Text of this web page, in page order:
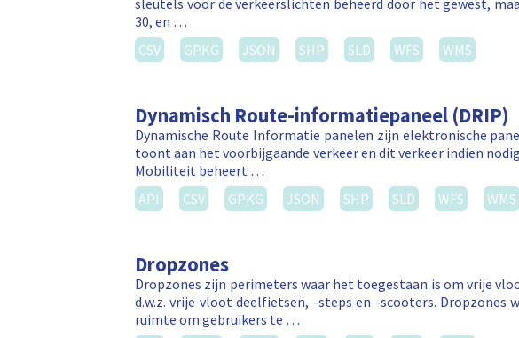
sleutels voor de verkeerslichten beheerd door het gewest,
30, en …
CSV
GPKG JSON SHP SLD WFS WMS
Dynamisch Route-informatiepaneel (DRIP)
Dynamische Route Informatie panelen zijn elektronische
toont aan het voorbijgaande verkeer en dit verkeer indien
Mobiliteit beheert …
API
CSV GPKG JSON SHP SLD WFS WMS
Dropzones
Dropzones zijn perimeters waar het toegestaan is om vrije
d.w.z. vrije vloot deelfietsen, -steps en -scooters. Dropzones
ruimte om gebruikers te …